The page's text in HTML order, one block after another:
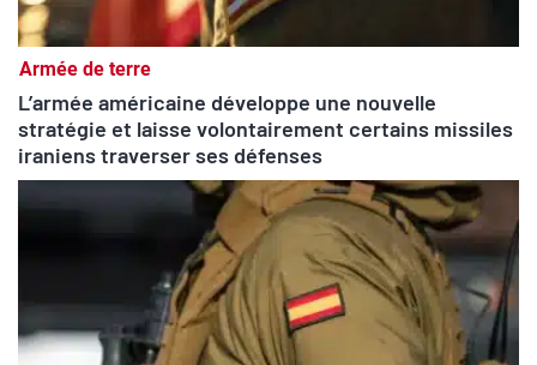
Armée de terre
L’armée américaine développe une nouvelle
stratégie et laisse volontairement certains missiles
iraniens traverser ses défenses